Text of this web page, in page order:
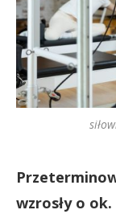
wzrosły o